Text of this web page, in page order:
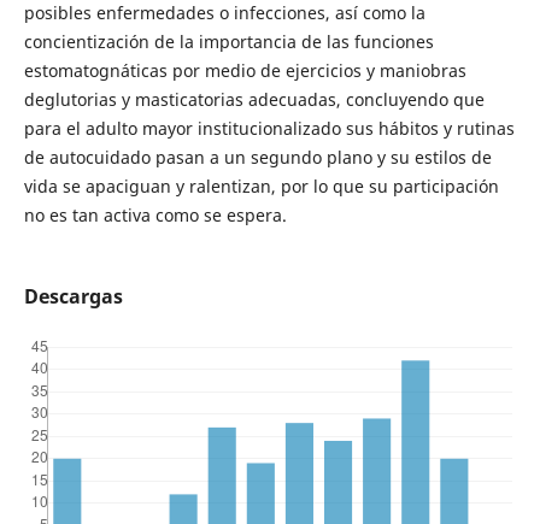
posibles enfermedades o infecciones, así como la
concientización de la importancia de las funciones
estomatognáticas por medio de ejercicios y maniobras
deglutorias y masticatorias adecuadas, concluyendo que
para el adulto mayor institucionalizado sus hábitos y rutinas
de autocuidado pasan a un segundo plano y su estilos de
vida se apaciguan y ralentizan, por lo que su participación
no es tan activa como se espera.
Descargas